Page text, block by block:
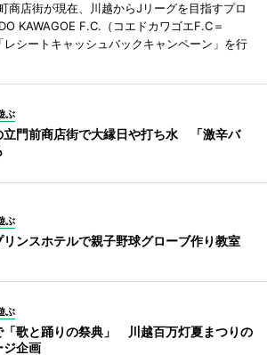
商店街が現在、川越からJリーグを目指すプロ
KAWAGOE F.C.（コエドカワゴエF.C＝
レシートキャッシュバックキャンペーン」を行
ぶ
立門前商店街で大縁日や打ち水 「激辛バ
ぶ
リンスホテルで親子野球グローブ作り教室
ぶ
「歌と踊りの祭典」 川越百万灯夏まつりの
ジ企画